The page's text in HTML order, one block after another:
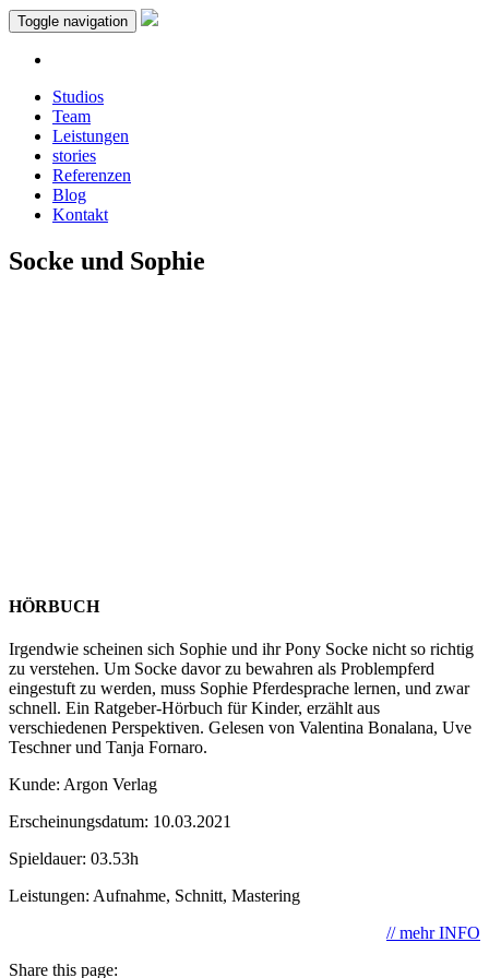
Toggle navigation
Studios
Team
Leistungen
stories
Referenzen
Blog
Kontakt
Socke und Sophie
HÖRBUCH
Irgendwie scheinen sich Sophie und ihr Pony Socke nicht so richtig
zu verstehen. Um Socke davor zu bewahren als Problempferd
eingestuft zu werden, muss Sophie Pferdesprache lernen, und zwar
schnell. Ein Ratgeber-Hörbuch für Kinder, erzählt aus
verschiedenen Perspektiven. Gelesen von Valentina Bonalana, Uve
Teschner und Tanja Fornaro.
Kunde: Argon Verlag
Erscheinungsdatum: 10.03.2021
Spieldauer: 03.53h
Leistungen: Aufnahme, Schnitt, Mastering
// mehr INFO
Share this page: